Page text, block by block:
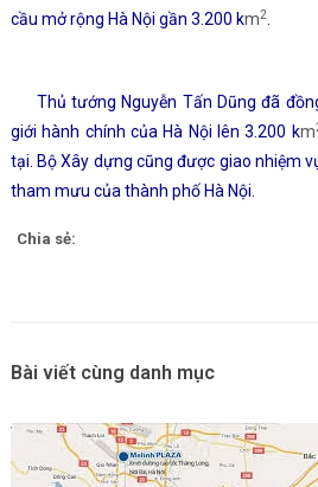
cầu mở rộng Hà Nội gần 3.200 km2.
Thủ tướng Nguyễn Tấn Dũng đã
giới hành chính của Hà Nội lên 3.200 km
tại. Bộ Xây dựng cũng được giao nhiệm
tham mưu của thành phố Hà Nội.
Chia sẻ:
Bài viết cùng danh mục